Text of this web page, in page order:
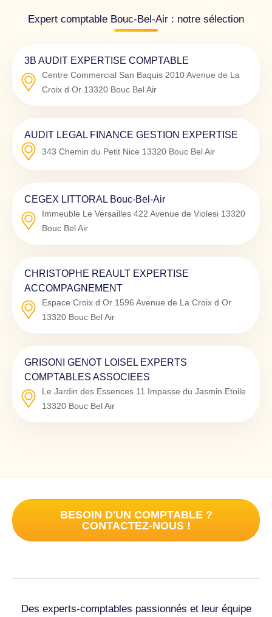
Expert comptable Bouc-Bel-Air : notre sélection
3B AUDIT EXPERTISE COMPTABLE
Centre Commercial San Baquis 2010 Avenue de La
Croix d Or 13320 Bouc Bel Air
AUDIT LEGAL FINANCE GESTION EXPERTISE
343 Chemin du Petit Nice 13320 Bouc Bel Air
CEGEX LITTORAL Bouc-Bel-Air
Immeuble Le Versailles 422 Avenue de Violesi 13320
Bouc Bel Air
CHRISTOPHE REAULT EXPERTISE
ACCOMPAGNEMENT
Espace Croix d Or 1596 Avenue de La Croix d Or
13320 Bouc Bel Air
GRISONI GENOT LOISEL EXPERTS
COMPTABLES ASSOCIEES
Le Jardin des Essences 11 Impasse du Jasmin Etoile
13320 Bouc Bel Air
BESOIN D'UN COMPTABLE ?
CONTACTEZ-NOUS !
Des experts-comptables passionnés et leur équipe